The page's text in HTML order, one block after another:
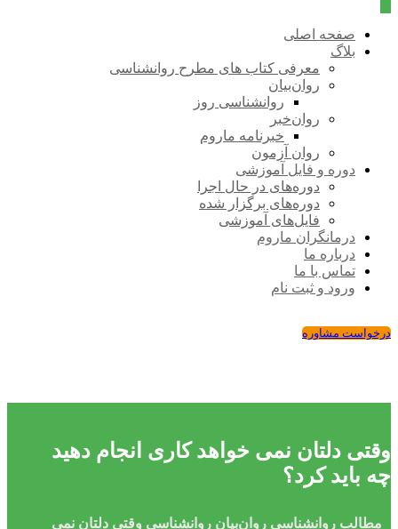
صفحه اصلی
بلاگ
معرفی کتاب های مطرح روانشناسی
روان‌بیان
روانشناسی روز
روان‌خبر
خبرنامه ماروم
روان آزمون
دوره و فایل آموزشی
دوره‌های در حال اجرا
دوره‌های برگزار شده
فایل‌های آموزشی
درمانگران ماروم
درباره ما
تماس با ما
ورود و ثبت نام
درخواست مشاوره
وقتی دلتان نمی خواهد کاری انجام دهید
چه باید کرد؟
مطالب روانشناسی روان‌بیان روانشناسی وقتی دلتان نمی